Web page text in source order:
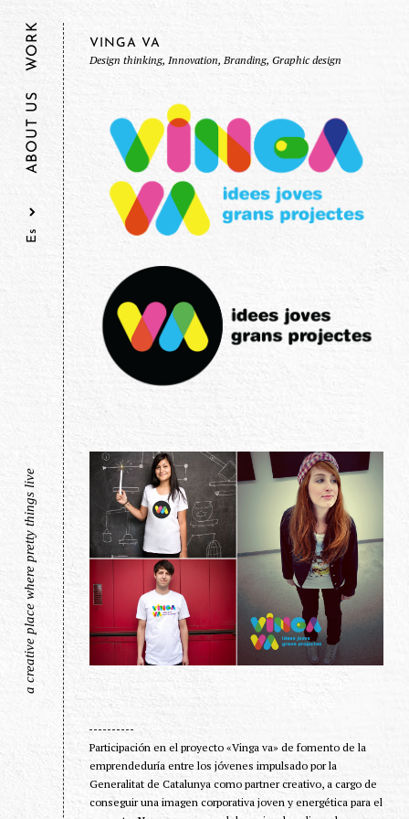
a creative place where pretty things live
ABOUT US
WORK
VINGA VA
Design thinking, Innovation, Branding, Graphic design
Participación en el proyecto «Vinga va» de fomento de la
emprendeduría entre los jóvenes impulsado por la
Generalitat de Catalunya como partner creativo, a cargo de
conseguir una imagen corporativa joven y energética para el